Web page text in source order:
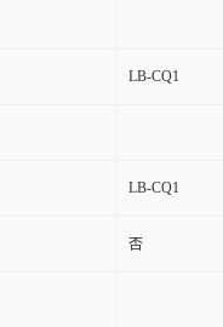
LB-CQ1
LB-CQ1
否